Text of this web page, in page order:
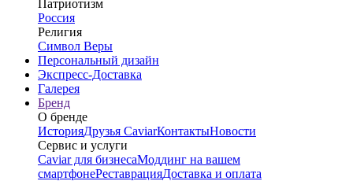
Патриотизм
Россия
Религия
Символ Веры
Персональный дизайн
Экспресс-Доставка
Галерея
Бренд
О бренде
ИсторияДрузья CaviarКонтактыНовости
Сервис и услуги
Caviar для бизнесаМоддинг на вашем
смартфонеРеставрацияДоставка и оплата